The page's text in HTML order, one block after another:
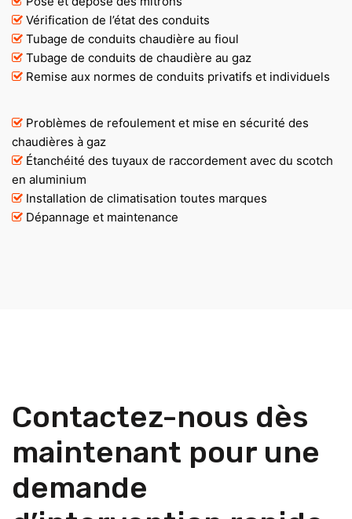
Vérification de l’état des conduits
Tubage de conduits chaudière au fioul
Tubage de conduits de chaudière au gaz
Remise aux normes de conduits privatifs et individuels
Problèmes de refoulement et mise en sécurité des
chaudières à gaz
Étanchéité des tuyaux de raccordement avec du scotch
en aluminium
Installation de climatisation toutes marques
Dépannage et maintenance
Contactez-nous dès
maintenant pour une
demande